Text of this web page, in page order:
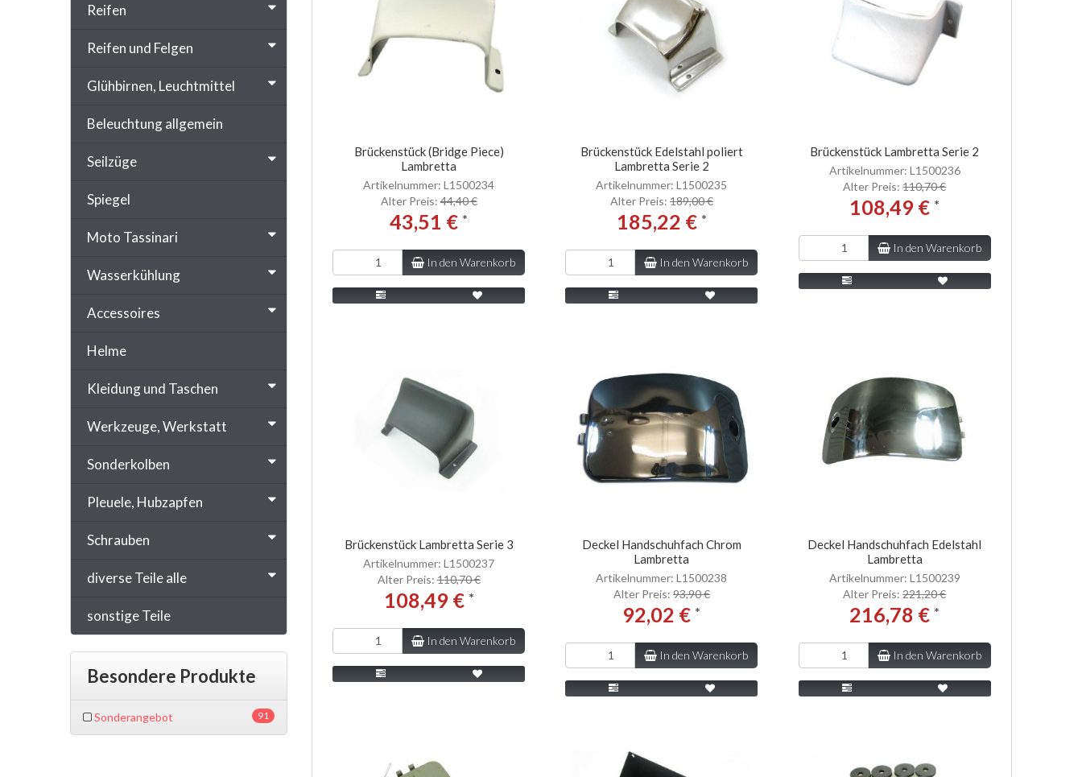
Brückenstück (Bridge Piece)
Lambretta
Artikelnummer: L1500234
Alter Preis:44,40 €
43,51 € *
In den Warenkorb
Brückenstück Edelstahl poliert
Lambretta Serie 2
Artikelnummer: L1500235
Alter Preis: 189,00 €
185,22 € *
In den Warenkorb
Brückenstück Lambretta Serie 2
Artikelnummer: L1500236
Alter Preis:110,70 €
108,49 € *
In den Warenkorb
Brückenstück Lambretta Serie 3
Artikelnummer: L1500237
Alter Preis:110,70 €
108,49 € *
In den Warenkorb
Deckel Handschuhfach Chrom
Lambretta
Artikelnummer: L1500238
Alter Preis: 93,90 €
92,02 € *
In den Warenkorb
Deckel Handschuhfach Edelstahl
Lambretta
Artikelnummer: L1500239
Alter Preis:221,20 €
216,78 € *
In den Warenkorb
Reifen
Reifen und Felgen
Glühbirnen, Leuchtmittel
Beleuchtung allgemein
Seilzüge
Spiegel
Moto Tassinari
Wasserkühlung
Accessoires
Helme
Kleidung und Taschen
Werkzeuge, Werkstatt
Sonderkolben
Pleuele, Hubzapfen
Schrauben
diverse Teile alle
sonstige Teile
Besondere Produkte
91
Sonderangebot